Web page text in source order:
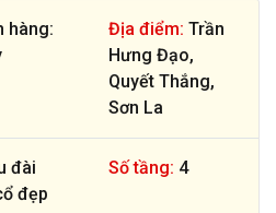
hàng:
Địa điểm: Trần
Hưng Đạo,
Quyết Thắng,
Sơn La
đài
đẹp
Số tầng: 4